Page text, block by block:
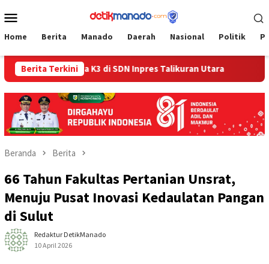
ke
Mobile
Home Berita Manado Daerah Nasional Politik
Berita Terkini
Budaya K3 di SDN Inpres Talikuran Utara Setelah 3
Beranda Berita
66 Tahun Fakultas Pertanian Unsrat,
Menuju Pusat Inovasi Kedaulatan Pangan
di Sulut
Redaktur DetikManado
10 April 2026